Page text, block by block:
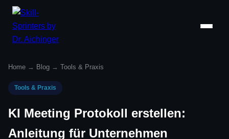
Home → Blog → Tools & Praxis
Tools & Praxis
KI Meeting Protokoll erstellen:
Anleitung für Unternehmen